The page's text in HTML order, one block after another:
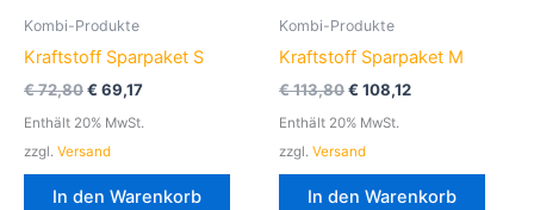
Kombi-Produkte
Kraftstoff Sparpaket S
€72,80€ 69,17
Enthält 20% MwSt.
zzgl. Versand
In den Warenkorb
Kombi-Produkte
Kraftstoff Sparpaket M
€113,80€ 108,12
Enthält 20% MwSt.
zzgl. Versand
In den Warenkorb